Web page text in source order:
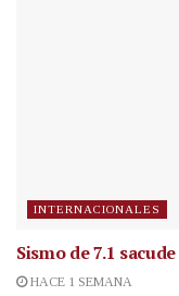
INTERNACIONALES
Sismo de 7.1
HACE 1 SEMANA